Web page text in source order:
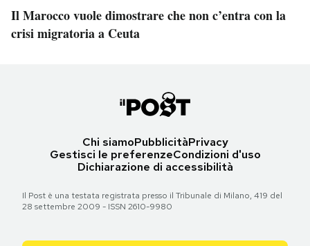
Il Marocco vuole dimostrare che non c’entra con la
crisi migratoria a Ceuta
Chi siamoPubblicitàPrivacy
Gestisci le preferenzeCondizioni d'uso
Dichiarazione di accessibilità
Il Post è una testata registrata presso il Tribunale di Milano, 419 del
28 settembre 2009 - ISSN 2610-9980